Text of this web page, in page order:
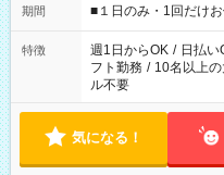
げるお仕事も！ ご希望のお時間に合わせてご紹介！ ※シフトは
ください！
期間 ■１日のみ・1回だけお
特徴 週1日からOK / 日払い
フト勤務 / 10名以上
ル不要
気になる！